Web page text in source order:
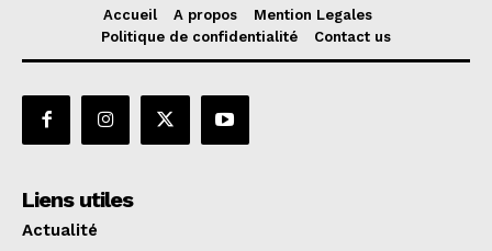
Accueil A propos
Mention Legales
Politique de confidentialité
Contact us
Liens utiles
Actualité